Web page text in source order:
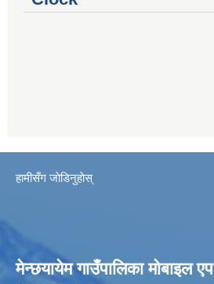
हामीसँग जाेडिनुहाेस्
मेन्छयायेम गाउँपालिका मोबाइल एप